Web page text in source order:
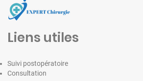
Liens utiles
Suivi postopératoire
Consultation